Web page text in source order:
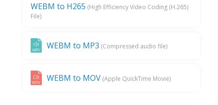
WEBM to H265 (High Efficiency Video Coding (H.265)
File)
WEBM to MP3 (Compressed audio file)
WEBM to MOV (Apple QuickTime Movie)